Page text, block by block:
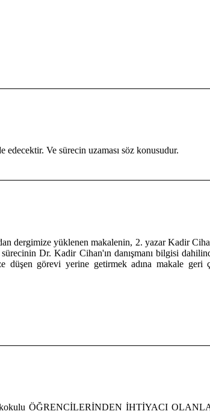
Ve sürecin uzaması söz konusudur.
dergimize yüklenen makalenin, 2. yazar Kadir
Dr. Kadir Cihan'ın danışmanı bilgisi
düşen görevi yerine getirmek adına makale geri
ÖĞRENCİLERİNDEN İHTİYACI